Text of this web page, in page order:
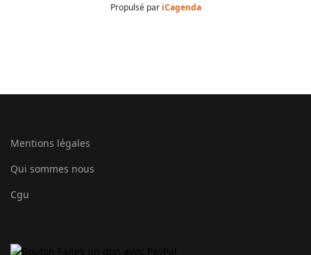
Propulsé par iCagenda
Mentions légales
Qui sommes nous
Cgu